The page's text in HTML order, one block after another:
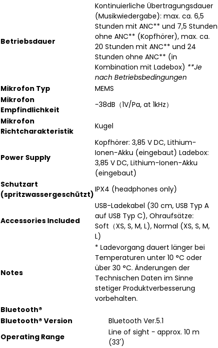
Betriebsdauer
Kontinuierliche Übertragungsdauer
(Musikwiedergabe): max. ca. 6,5
Stunden mit ANC** und 7,5 Stunden
ohne ANC** (Kopfhörer), max. ca.
20 Stunden mit ANC** und 24
Stunden ohne ANC** (in
Kombination mit Ladebox) **Je
nach Betriebsbedingungen
Mikrofon Typ
MEMS
Mikrofon
Empfindlichkeit
-38dB（1V/Pa, at 1kHz）
Mikrofon
Richtcharakteristik
Kugel
Power Supply
Kopfhörer: 3,85 V DC, Lithium-
Ionen-Akku (eingebaut) Ladebox:
3,85 V DC, Lithium-Ionen-Akku
(eingebaut)
Schutzart
(spritzwassergeschützt)
IPX4 (headphones only)
Accessories Included
USB-Ladekabel (30 cm, USB Typ A
auf USB Typ C), Ohraufsätze:
Soft（XS, S, M, L), Normal (XS, S, M,
L)
Notes
* Ladevorgang dauert länger bei
Temperaturen unter 10 °C oder
über 30 °C. Änderungen der
Technischen Daten im Sinne
stetiger Produktverbesserung
vorbehalten.
Bluetooth®
Bluetooth® Version
Bluetooth Ver.5.1
Operating Range
Line of sight - approx. 10 m
(33')